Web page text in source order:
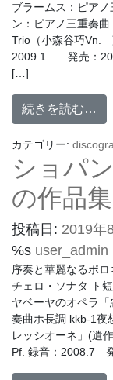
ブラームス：ピア
ン：ピアノ三重奏
Trio（小森谷巧Vn.
2009.1 発売：
[…]
続きを読む…
カテゴリー:
ショパ
の作品集
投稿日: 2019年
%s user_admin
序奏と華麗なるポ
チェロ・ソナタ ト
ヤベーヤのオペラ
奏曲ホ長調 kkb-1夜
レッシオーネ」(遺
Pf. 録音：2008.7